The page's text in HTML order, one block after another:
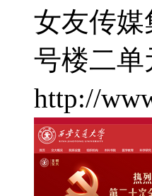
女友传媒
号楼二单
http://